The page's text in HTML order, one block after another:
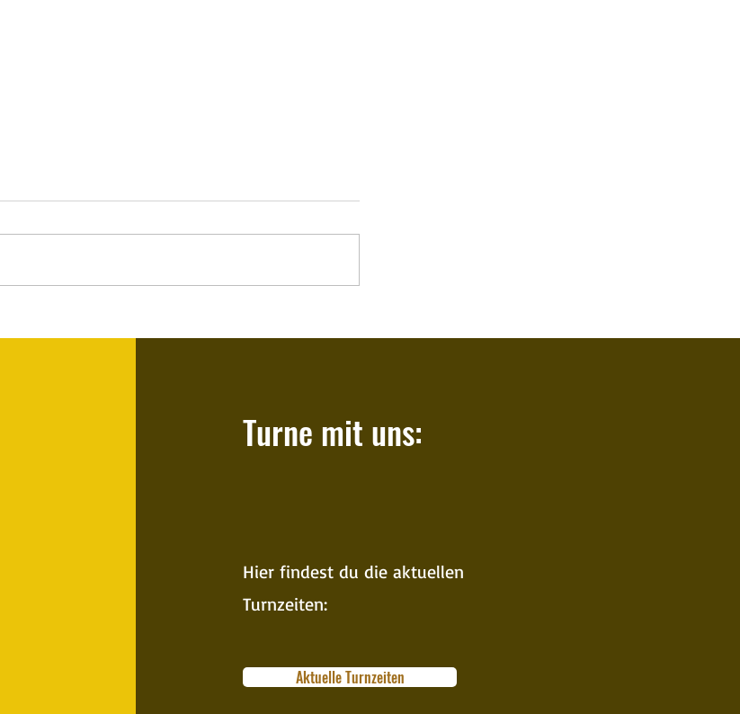
Lausanne 13.-15.06.2025
2024/25
Turne mit uns:
Hier findest du die aktuellen
Turnzeiten:
Aktuelle Turnzeiten